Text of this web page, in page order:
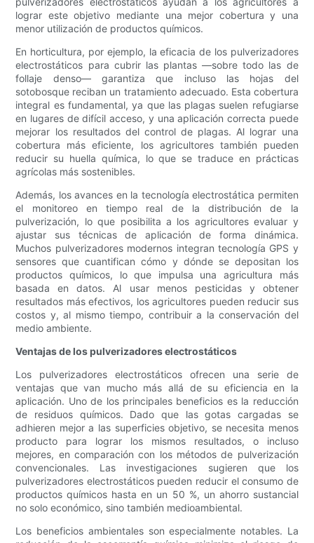
lograr este objetivo mediante una mejor cobertura y una
menor utilización de productos químicos.
En horticultura, por ejemplo, la eficacia de los pulverizadores
electrostáticos para cubrir las plantas —sobre todo las de
follaje denso— garantiza que incluso las hojas del
sotobosque reciban un tratamiento adecuado. Esta cobertura
integral es fundamental, ya que las plagas suelen refugiarse
en lugares de difícil acceso, y una aplicación correcta puede
mejorar los resultados del control de plagas. Al lograr una
cobertura más eficiente, los agricultores también pueden
reducir su huella química, lo que se traduce en prácticas
agrícolas más sostenibles.
Además, los avances en la tecnología electrostática permiten
el monitoreo en tiempo real de la distribución de la
pulverización, lo que posibilita a los agricultores evaluar y
ajustar sus técnicas de aplicación de forma dinámica.
Muchos pulverizadores modernos integran tecnología GPS y
sensores que cuantifican cómo y dónde se depositan los
productos químicos, lo que impulsa una agricultura más
basada en datos. Al usar menos pesticidas y obtener
resultados más efectivos, los agricultores pueden reducir sus
costos y, al mismo tiempo, contribuir a la conservación del
medio ambiente.
Ventajas de los pulverizadores electrostáticos
Los pulverizadores electrostáticos ofrecen una serie de
ventajas que van mucho más allá de su eficiencia en la
aplicación. Uno de los principales beneficios es la reducción
de residuos químicos. Dado que las gotas cargadas se
adhieren mejor a las superficies objetivo, se necesita menos
producto para lograr los mismos resultados, o incluso
mejores, en comparación con los métodos de pulverización
convencionales. Las investigaciones sugieren que los
pulverizadores electrostáticos pueden reducir el consumo de
productos químicos hasta en un 50 %, un ahorro sustancial
no solo económico, sino también medioambiental.
Los beneficios ambientales son especialmente notables. La